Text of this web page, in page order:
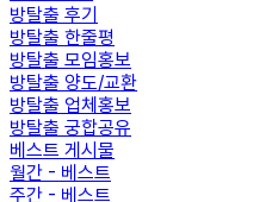
방탈출 후기
방탈출 한줄평
방탈출 모임홍보
방탈출 양도/교환
방탈출 업체홍보
방탈출 궁합공유
베스트 게시물
월간 - 베스트
주간 - 베스트